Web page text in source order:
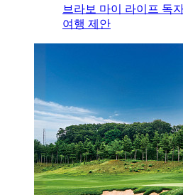
브라보 마이 라이프 독
여행 제안